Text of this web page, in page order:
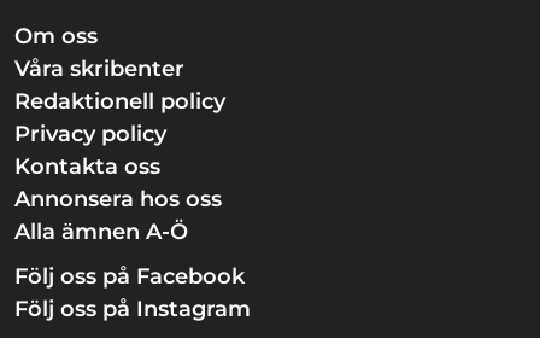
Om oss
Våra skribenter
Redaktionell policy
Privacy policy
Kontakta oss
Annonsera hos oss
Alla ämnen A-Ö
Följ oss på Facebook
Följ oss på Instagram